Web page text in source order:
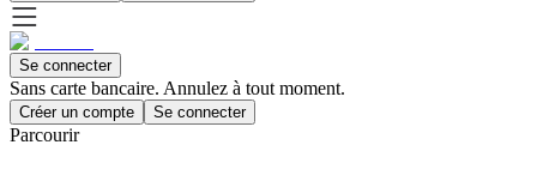
Se connecter
Sans carte bancaire. Annulez à tout moment.
Créer un compte Se connecter
Parcourir